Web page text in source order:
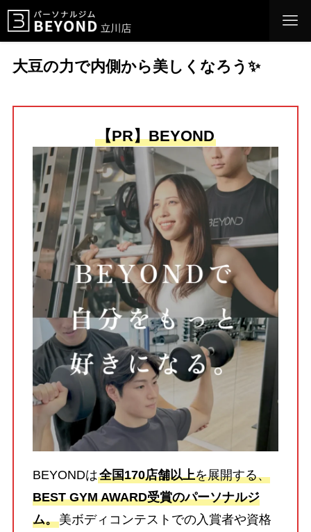
大豆の力で内側から美しくなろう✨
【PR】BEYOND
BEYONDは全国170店舗以上を展開する、
BEST GYM AWARD受賞のパーソナルジ
ム。美ボディコンテストでの入賞者や資格